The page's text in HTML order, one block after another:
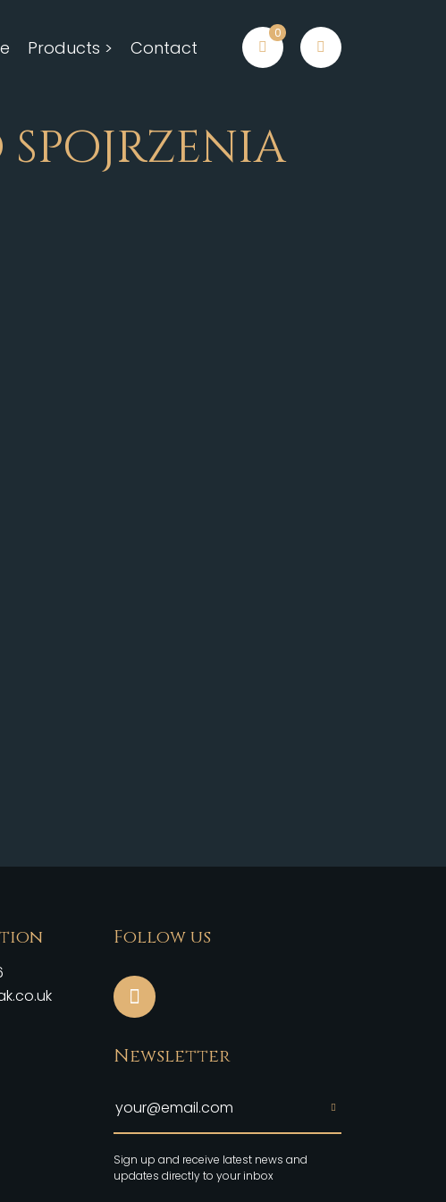
Products > Contact
0
spojrzenia
Follow us
Newsletter
Sign up and receive latest news and
updates directly to your inbox